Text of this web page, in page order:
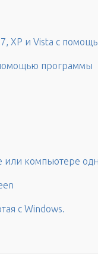
XP и Vista с
помощью программы
или компьютере
с Windows.